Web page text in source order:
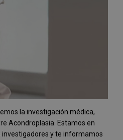
la investigación médica,
Acondroplasia. Estamos en
investigadores y te informamos